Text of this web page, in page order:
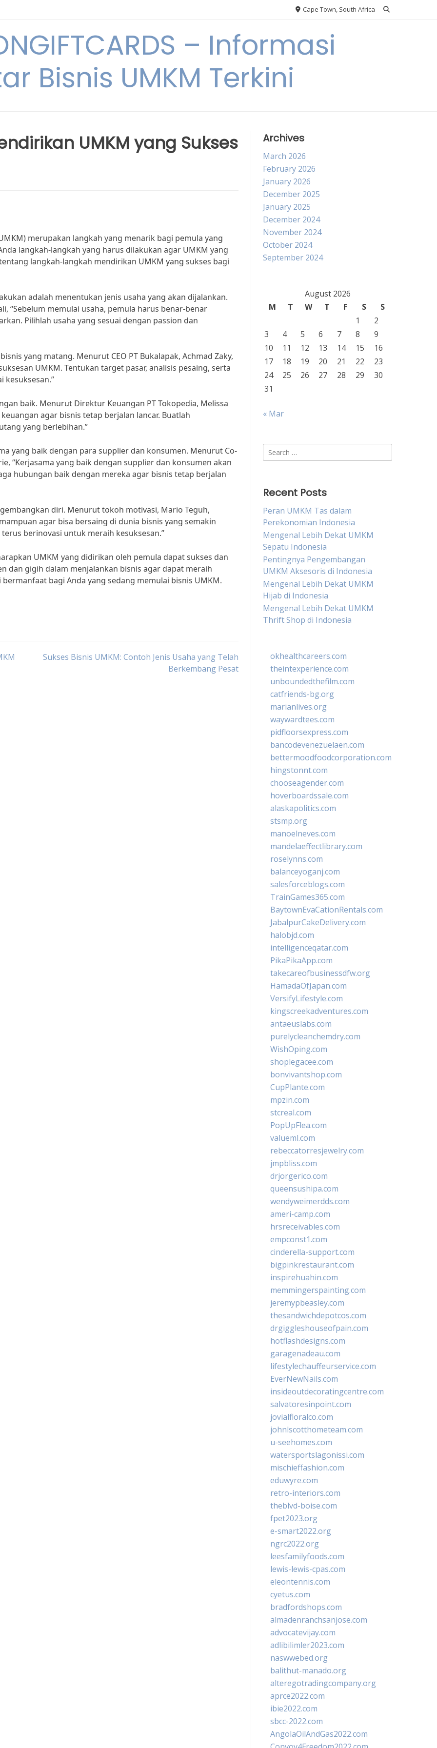
Cape Town, South Africa
– Informasi
Bisnis UMKM Terkini
UMKM yang Sukses
merupakan langkah yang menarik bagi pemula yang
langkah-langkah yang harus dilakukan agar UMKM yang
langkah-langkah mendirikan UMKM yang sukses bagi
adalah menentukan jenis usaha yang akan dijalankan.
“Sebelum memulai usaha, pemula harus benar-benar
Pilihlah usaha yang sesuai dengan passion dan
yang matang. Menurut CEO PT Bukalapak, Achmad Zaky,
UMKM. Tentukan target pasar, analisis pesaing, serta
kesuksesan.”
baik. Menurut Direktur Keuangan PT Tokopedia, Melissa
agar bisnis tetap berjalan lancar. Buatlah
yang berlebihan.”
yang baik dengan para supplier dan konsumen. Menurut Co-
“Kerjasama yang baik dengan supplier dan konsumen akan
hubungan baik dengan mereka agar bisnis tetap berjalan
diri. Menurut tokoh motivasi, Mario Teguh,
agar bisa bersaing di dunia bisnis yang semakin
berinovasi untuk meraih kesuksesan.”
UMKM yang didirikan oleh pemula dapat sukses dan
dan gigih dalam menjalankan bisnis agar dapat meraih
bagi Anda yang sedang memulai bisnis UMKM.
Sukses Bisnis UMKM: Contoh Jenis Usaha yang Telah
Berkembang Pesat
Archives
March 2026
February 2026
January 2026
December 2025
January 2025
December 2024
November 2024
October 2024
September 2024
August 2026
M
T W T F S
S
1
2
3
4 5 6 7 8
9
10
11 12 13 14 15
16
17
18 19 20 21 22
23
24
25 26 27 28 29
30
31
« Mar
Search
for:
Recent Posts
Peran UMKM Tas dalam
Perekonomian Indonesia
Mengenal Lebih Dekat UMKM
Sepatu Indonesia
Pentingnya Pengembangan
UMKM Aksesoris di Indonesia
Mengenal Lebih Dekat UMKM
Hijab di Indonesia
Mengenal Lebih Dekat UMKM
Thrift Shop di Indonesia
okhealthcareers.com
theintexperience.com
unboundedthefilm.com
catfriends-bg.org
marianlives.org
waywardtees.com
pidfloorsexpress.com
bancodevenezuelaen.com
bettermoodfoodcorporation.com
hingstonnt.com
chooseagender.com
hoverboardssale.com
alaskapolitics.com
stsmp.org
manoelneves.com
mandelaeffectlibrary.com
roselynns.com
balanceyoganj.com
salesforceblogs.com
TrainGames365.com
BaytownEvaCationRentals.com
JabalpurCakeDelivery.com
halobjd.com
intelligenceqatar.com
PikaPikaApp.com
takecareofbusinessdfw.org
HamadaOfJapan.com
VersifyLifestyle.com
kingscreekadventures.com
antaeuslabs.com
purelycleanchemdry.com
WishOping.com
shoplegacee.com
bonvivantshop.com
CupPlante.com
mpzin.com
stcreal.com
PopUpFlea.com
valueml.com
rebeccatorresjewelry.com
jmpbliss.com
drjorgerico.com
queensushipa.com
wendyweimerdds.com
ameri-camp.com
hrsreceivables.com
empconst1.com
cinderella-support.com
bigpinkrestaurant.com
inspirehuahin.com
memmingerspainting.com
jeremypbeasley.com
thesandwichdepotcos.com
drgiggleshouseofpain.com
hotflashdesigns.com
garagenadeau.com
lifestylechauffeurservice.com
EverNewNails.com
insideoutdecoratingcentre.com
salvatoresinpoint.com
jovialfloralco.com
johnlscotthometeam.com
u-seehomes.com
watersportslagonissi.com
mischieffashion.com
eduwyre.com
retro-interiors.com
theblvd-boise.com
fpet2023.org
e-smart2022.org
ngrc2022.org
leesfamilyfoods.com
lewis-lewis-cpas.com
eleontennis.com
cyetus.com
bradfordshops.com
almadenranchsanjose.com
advocatevijay.com
adlibilimler2023.com
naswwebed.org
balithut-manado.org
alteregotradingcompany.org
aprce2022.com
ibie2022.com
sbcc-2022.com
AngolaOilAndGas2022.com